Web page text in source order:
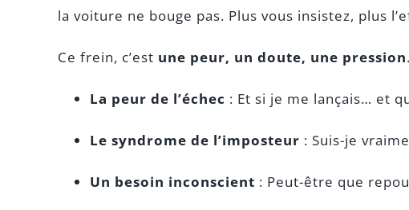
la voiture ne bouge pas. Plus vous insistez, plus
Ce frein, c’est une peur, un doute, une pression.
La peur de l’échec : Et si je me lançais… et
Le syndrome de l’imposteur : Suis-je
Un besoin inconscient : Peut-être que